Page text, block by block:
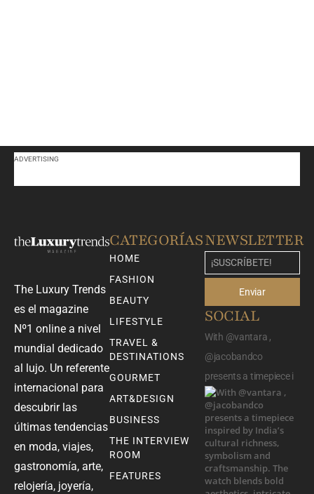
ADVERTISING
The Luxury Trends
es el magazine
Nº1 online a nivel
mundial dedicado
al lujo. Un referente
internacional para
descubrir las
últimas tendencias
en moda, viajes,
gastronomía, arte,
relojería, joyería,
CATEGORÍAS
HOME
FASHION
BEAUTY
LIFESTYLE
TRAVEL &
DESTINATIONS
GOURMET
ART&DESIGN
BUSINESS
THE INTERVIEW
ROOM
FEATURES
NEWSLETTER
Enviar
SOCIAL
With @vantara ,
@jacobandco
presents a timepiece i